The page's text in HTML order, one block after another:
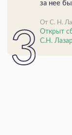
за нее
От С. Н.
Открыт
С.Н.